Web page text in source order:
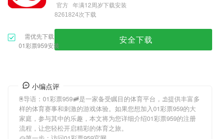
官方 年满12周岁下载安装
8261824次下载
需优先下载
01彩票959安装
安全下载
小编点评
🖲导语： 01彩票959🚞是一家备受瞩目的体育平台，⛱提供丰富多
样的体育赛事和刺激的游戏体验。如果您想加入01彩票959的大
家庭，参与其中的乐趣，本文将为您详细介绍01彩票959的注册
流程，让您轻松开启精彩的体育之旅。